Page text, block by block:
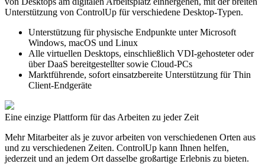
Unterstützung von ControlUp für verschiedene Desktop-Typen.
Unterstützung für physische Endpunkte unter Microsoft
Windows, macOS und Linux
Alle virtuellen Desktops, einschließlich VDI-gehosteter oder
über DaaS bereitgestellter sowie Cloud-PCs
Marktführende, sofort einsatzbereite Unterstützung für Thin
Client-Endgeräte
Eine einzige Plattform fürdas Arbeiten zu jeder Zeit
Mehr Mitarbeiter als je zuvor arbeiten von verschiedenen Orten aus
und zu verschiedenen Zeiten. ControlUp kann Ihnen helfen,
jederzeit und an jedem Ort dasselbe großartige Erlebnis zu bieten.